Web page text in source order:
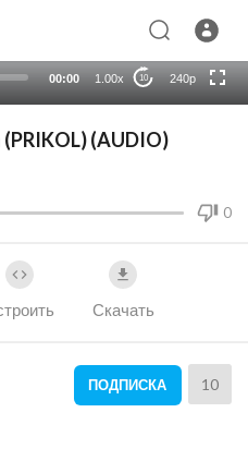
00:00 1.00x 10 240p
720p
(AUDIO)
0
Скачать
ПОДПИСКА 10